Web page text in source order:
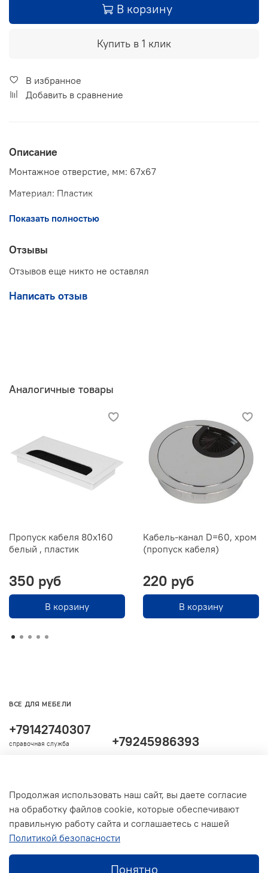
В корзину
Купить в 1 клик
В избранное
Добавить в сравнение
Описание
Монтажное отверстие, мм: 67х67
Материал: Пластик
Доп. информация: откидная крышка, ворс
Показать полностью
Отзывы
Отзывов еще никто не оставлял
Написать отзыв
Аналогичные товары
Пропуск кабеля 80х160
белый , пластик
350 руб
В корзину
Кабель-канал D=60, хром
(пропуск кабеля)
220 руб
В корзину
+79142740307
справочная служба +79245986393
ВСЕ ДЛЯ МЕБЕЛИ
Продолжая использовать наш сайт, вы даете согласие
на обработку файлов cookie, которые обеспечивают
правильную работу сайта и соглашаетесь с нашей
Политикой безопасности
Понятно